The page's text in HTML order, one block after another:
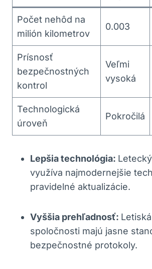
Počet nehôd na
milión kilometrov
0.003
Prísnosť
bezpečnostných
kontrol
Veľmi
vysoká
Technologická
úroveň
Pokročilá
Lepšia technológia:
využíva najmodernejšie
pravidelné aktualizácie.
Vyššia prehľadnosť:
spoločnosti majú jasne
bezpečnostné protokoly.